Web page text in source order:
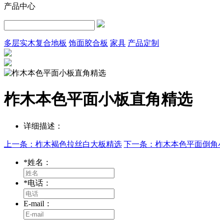
产品中心
多层实木复合地板 饰面胶合板 家具 产品定制
柞木本色平面小板直角精选
详细描述：
上一条：柞木褐色拉丝白大板精选 下一条：柞木本色平面倒角
*姓名：
*电话：
E-mail：